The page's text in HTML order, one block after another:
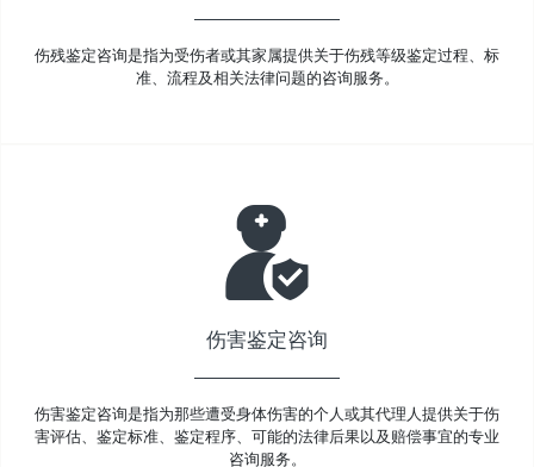
伤残鉴定咨询是指为受伤者或其家属提供关于伤残等级鉴定过程、标
准、流程及相关法律问题的咨询服务。
伤害鉴定咨询
伤害鉴定咨询是指为那些遭受身体伤害的个人或其代理人提供关于伤
害评估、鉴定标准、鉴定程序、可能的法律后果以及赔偿事宜的专业
咨询服务。